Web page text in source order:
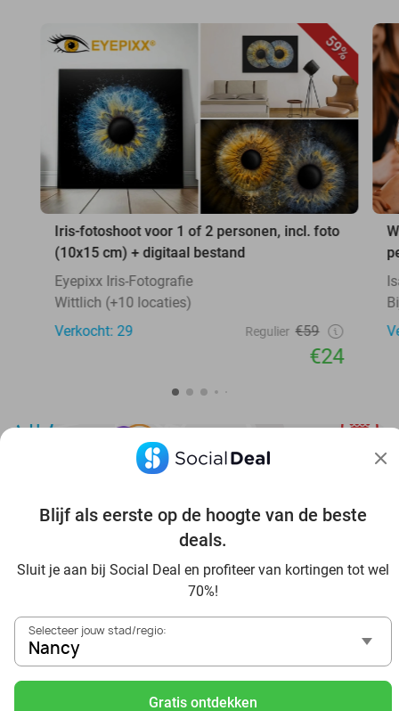
Blijf als eerste op de hoogte van de beste
deals.
Sluit je aan bij Social Deal en profiteer van kortingen tot wel
70%!
Selecteer jouw stad/regio:
Nancy
Gratis ontdekken
59%
Iris-fotoshoot voor 1 of 2 personen, incl. foto
(10x15 cm) + digitaal bestand
Eyepixx Iris-Fotografie
Wittlich (+10 locaties)
Verkocht: 29
Regulier €59
€24
Ontdek nog meer voordeel in jouw omgeving
Voordelig genieten in Nancy: haal deal-inspiratie uit onze